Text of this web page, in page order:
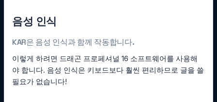
음성 인식
KAR은 음성 인식과 함께 작동합니다.
이렇게 하려면 드래곤 프로페셔널 16 소프트웨어를 사용해
야 합니다. 음성 인식은 키보드보다 훨씬 편리하므로 글을 쓸
필요가 없습니다!